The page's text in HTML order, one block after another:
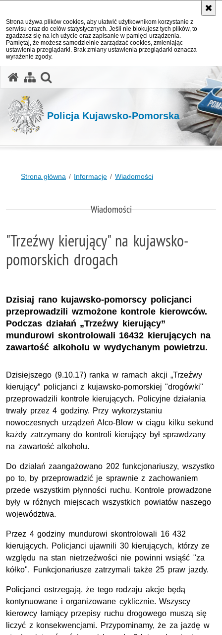
Strona używa plików cookies, aby ułatwić użytkownikom korzystanie z
serwisu oraz do celów statystycznych. Jeśli nie blokujesz tych plików, to
zgadzasz się na ich użycie oraz zapisanie w pamięci urządzenia.
Pamiętaj, że możesz samodzielnie zarządzać cookies, zmieniając
ustawienia przeglądarki. Brak zmiany ustawienia przeglądarki oznacza
wyrażenie zgody.
Policja Kujawsko-Pomorska
Strona główna Informacje Wiadomości
Wiadomości
"Trzeźwy kierujący" na kujawsko-
pomorskich drogach
Dzisiaj rano kujawsko-pomorscy policjanci
przeprowadzili wzmożone kontrole kierowców.
Podczas działań „Trzeźwy kierujący”
mundurowi skontrolowali 16432 kierujących na
zawartość alkoholu w wydychanym powietrzu.
Dzisiejszego (9.10.17) ranka w ramach akcji „Trzeźwy
kierujący” policjanci z kujawsko-pomorskiej "drogówki"
przeprowadzili kontrole kierujących. Policyjne działania
trwały przez 4 godziny. Przy wykorzystaniu
nowoczesnych urządzeń Alco-Blow w ciągu kilku sekund
każdy zatrzymany do kontroli kierujący był sprawdzany
na zawartość alkoholu.
Do działań zaangażowano 202 funkcjonariuszy, wszystko
po to, by przeprowadzić je sprawnie z zachowaniem
przede wszystkim płynności ruchu. Kontrole prowadzone
były w różnych miejscach wszystkich powiatów naszego
województwa.
Przez 4 godziny mundurowi skontrolowali 16 432
kierujących. Policjanci ujawnili 30 kierujących, którzy ze
względu na stan nietrzeźwości nie powinni wsiąść "za
kółko". Funkcjonariusze zatrzymali także 25 praw jazdy.
Policjanci ostrzegają, że tego rodzaju akcje będą
kontynuowane i organizowane cyklicznie. Wszyscy
kierowcy łamiący przepisy ruchu drogowego muszą się
liczyć z konsekwencjami. Przypominamy, że za jazdę w